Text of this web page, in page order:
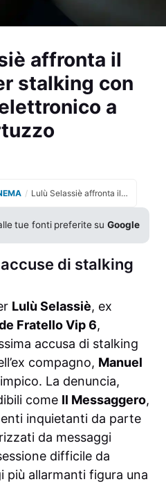
affronta il
stalking con
a
/ Lulù Selassiè affronta il processo per stalking con bracciale elettronico a Bortuzzo
tue fonti preferite suGoogle
di stalking
Lulù Selassiè, ex
Fratello Vip 6,
accusa di stalking
compagno, Manuel
La denuncia,
come Il Messaggero,
inquietanti da parte
da messaggi
difficile da
più allarmanti figura una